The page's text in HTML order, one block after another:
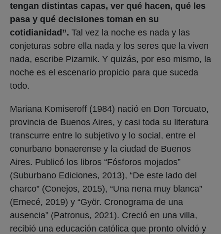
tengan distintas capas, ver qué hacen, qué les
pasa y qué decisiones toman en su
cotidianidad”. Tal vez la noche es nada y las
conjeturas sobre ella nada y los seres que la viven
nada, escribe Pizarnik. Y quizás, por eso mismo, la
noche es el escenario propicio para que suceda
todo.
Mariana Komiseroff (1984) nació en Don Torcuato,
provincia de Buenos Aires, y casi toda su literatura
transcurre entre lo subjetivo y lo social, entre el
conurbano bonaerense y la ciudad de Buenos
Aires. Publicó los libros “Fósforos mojados”
(Suburbano Ediciones, 2013), “De este lado del
charco” (Conejos, 2015), “Una nena muy blanca”
(Emecé, 2019) y “Györ. Cronograma de una
ausencia” (Patronus, 2021). Creció en una villa,
recibió una educación católica que pronto olvidó y